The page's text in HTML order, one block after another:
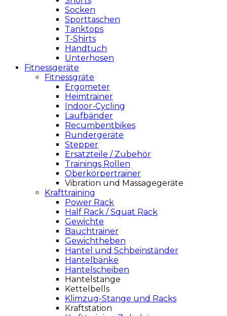
Socken
Sporttaschen
Tanktops
T-Shirts
Handtuch
Unterhosen
Fitnessgeräte
Fitnessgräte
Ergometer
Heimtrainer
Indoor-Cycling
Laufbänder
Recumbentbikes
Rundergeräte
Stepper
Ersatzteile / Zubehör
Trainings Rollen
Oberkörpertrainer
Vibration und Massagegeräte
Krafttraining
Power Rack
Half Rack / Squat Rack
Gewichte
Bauchtrainer
Gewichtheben
Hantel und Schbeinständer
Hantelbänke
Hantelscheiben
Hantelstange
Kettelbells
Klimzug-Stange und Racks
Kraftstation